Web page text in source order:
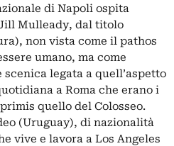
di Napoli ospita
Mulleady, dal titolo
non vista come il pathos
umano, ma come
legata a quell’aspetto
a Roma che erano i
quello del Colosseo.
(Uruguay), di nazionalità
vive e lavora a Los Angeles